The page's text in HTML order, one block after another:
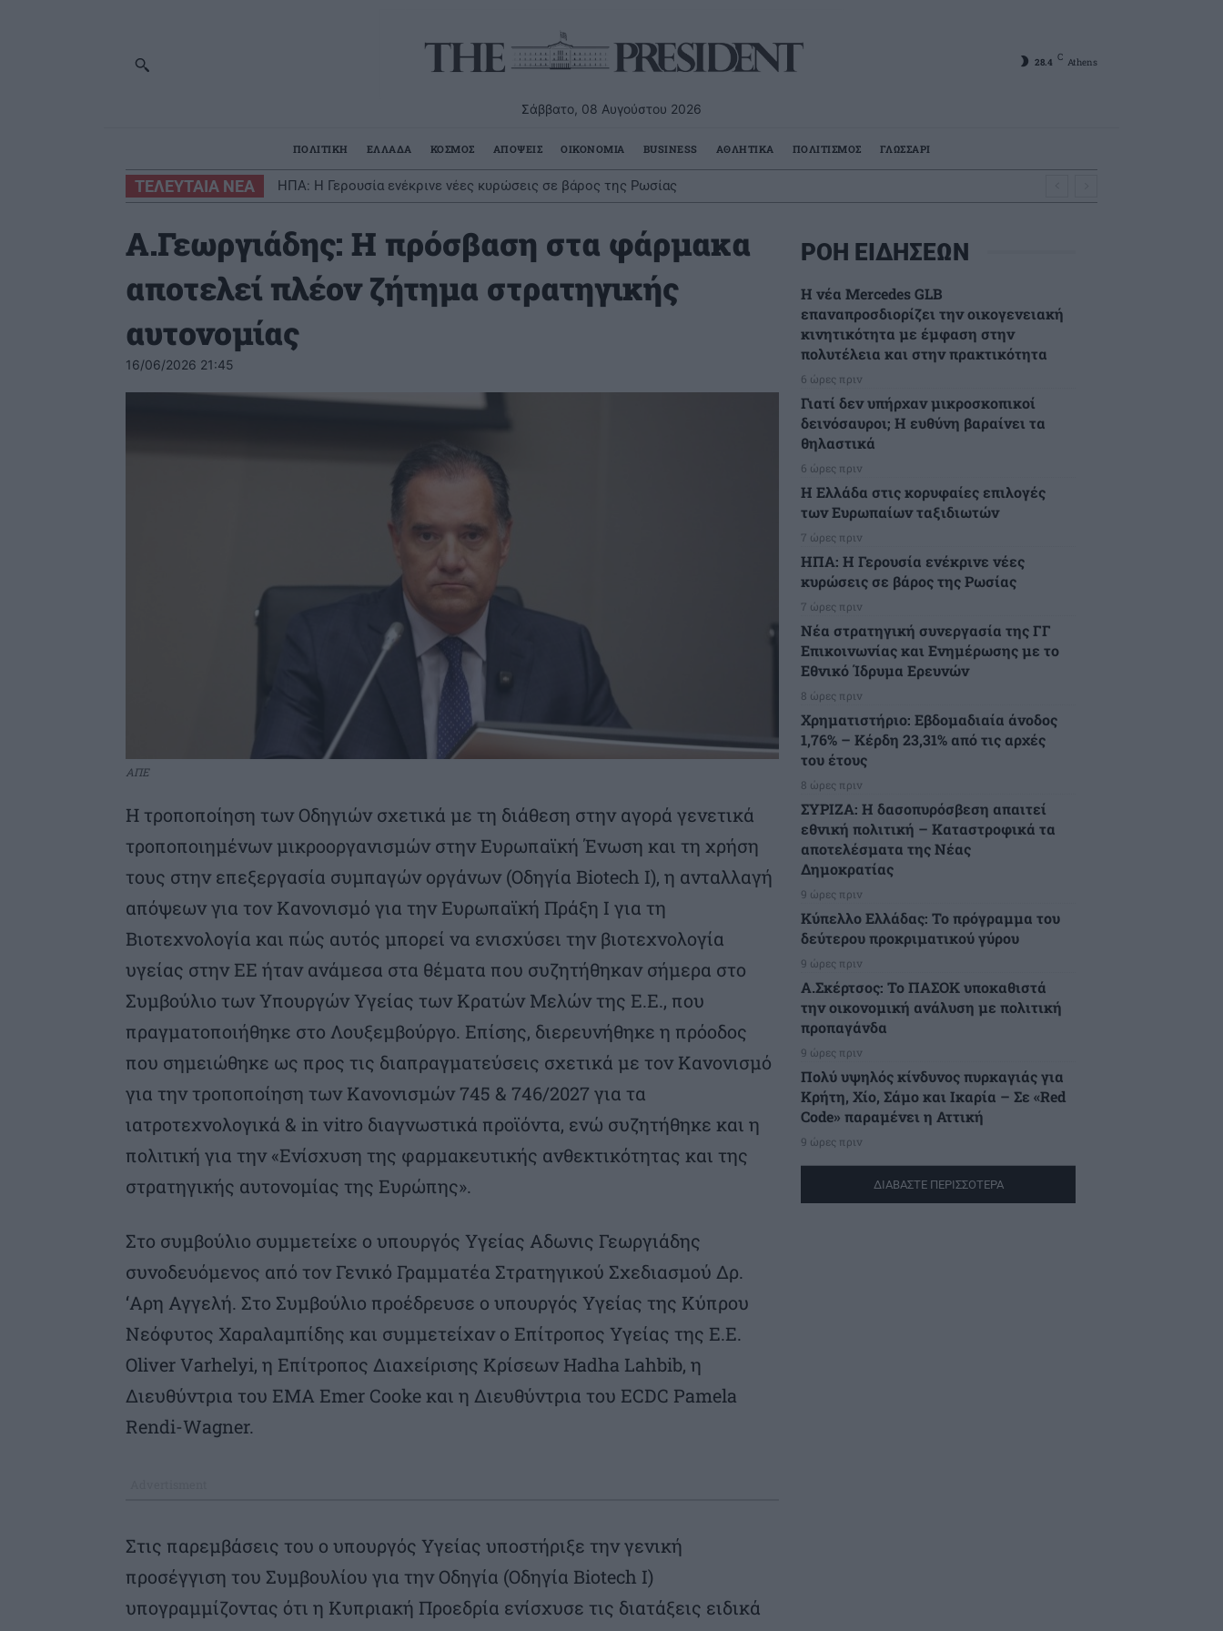
Σάββατο, 08 Αυγούστου 2026
28.4 C Athens
ΠΟΛΙΤΙΚΗ ΕΛΛΑΔΑ ΚΟΣΜΟΣ ΑΠΟΨΕΙΣ ΟΙΚΟΝΟΜΙΑ BUSINESS ΑΘΛΗΤΙΚΑ ΠΟΛΙΤΙΣΜΟΣ ΓΛΩΣΣΑΡΙ
ΤΕΛΕΥΤΑΙΑ ΝΕΑ ΗΠΑ: Η Γερουσία ενέκρινε νέες κυρώσεις σε βάρος της Ρωσίας
Α.Γεωργιάδης: Η πρόσβαση στα φάρμακα
αποτελεί πλέον ζήτημα στρατηγικής
αυτονομίας
16/06/2026 21:45
ΑΠΕ
Η τροποποίηση των Οδηγιών σχετικά με τη διάθεση στην αγορά γενετικά
τροποποιημένων μικροοργανισμών στην Ευρωπαϊκή Ένωση και τη χρήση
τους στην επεξεργασία συμπαγών οργάνων (Οδηγία Biotech I), η ανταλλαγή
απόψεων για τον Κανονισμό για την Ευρωπαϊκή Πράξη Ι για τη
Βιοτεχνολογία και πώς αυτός μπορεί να ενισχύσει την βιοτεχνολογία
υγείας στην ΕΕ ήταν ανάμεσα στα θέματα που συζητήθηκαν σήμερα στο
Συμβούλιο των Υπουργών Υγείας των Κρατών Μελών της Ε.Ε., που
πραγματοποιήθηκε στο Λουξεμβούργο. Επίσης, διερευνήθηκε η πρόοδος
που σημειώθηκε ως προς τις διαπραγματεύσεις σχετικά με τον Κανονισμό
για την τροποποίηση των Κανονισμών 745 & 746/2027 για τα
ιατροτεχνολογικά & in vitro διαγνωστικά προϊόντα, ενώ συζητήθηκε και η
πολιτική για την «Ενίσχυση της φαρμακευτικής ανθεκτικότητας και της
στρατηγικής αυτονομίας της Ευρώπης».
Στο συμβούλιο συμμετείχε ο υπουργός Υγείας Αδωνις Γεωργιάδης
συνοδευόμενος από τον Γενικό Γραμματέα Στρατηγικού Σχεδιασμού Δρ.
‘Αρη Αγγελή. Στο Συμβούλιο προέδρευσε ο υπουργός Υγείας της Κύπρου
Νεόφυτος Χαραλαμπίδης και συμμετείχαν ο Επίτροπος Υγείας της Ε.Ε.
Οliver Varhelyi, η Επίτροπος Διαχείρισης Κρίσεων Ηadha Lahbib, η
Διευθύντρια του ΕΜΑ Emer Cooke και η Διευθύντρια του ΕCDC Pamela
Rendi-Wagner.
Στις παρεμβάσεις του ο υπουργός Υγείας υποστήριξε την γενική
προσέγγιση του Συμβουλίου για την Οδηγία (Οδηγία Biotech I)
υπογραμμίζοντας ότι η Κυπριακή Προεδρία ενίσχυσε τις διατάξεις ειδικά
ΡΟΗ ΕΙΔΗΣΕΩΝ
Η νέα Mercedes GLB
επαναπροσδιορίζει την οικογενειακή
κινητικότητα με έμφαση στην
πολυτέλεια και στην πρακτικότητα
6 ώρες πριν
Γιατί δεν υπήρχαν μικροσκοπικοί
δεινόσαυροι; Η ευθύνη βαραίνει τα
θηλαστικά
6 ώρες πριν
Η Ελλάδα στις κορυφαίες επιλογές
των Ευρωπαίων ταξιδιωτών
7 ώρες πριν
ΗΠΑ: Η Γερουσία ενέκρινε νέες
κυρώσεις σε βάρος της Ρωσίας
7 ώρες πριν
Νέα στρατηγική συνεργασία της ΓΓ
Επικοινωνίας και Ενημέρωσης με το
Εθνικό Ίδρυμα Ερευνών
8 ώρες πριν
Χρηματιστήριο: Εβδομαδιαία άνοδος
1,76% – Κέρδη 23,31% από τις αρχές
του έτους
8 ώρες πριν
ΣΥΡΙΖΑ: Η δασοπυρόσβεση απαιτεί
εθνική πολιτική – Καταστροφικά τα
αποτελέσματα της Νέας
Δημοκρατίας
9 ώρες πριν
Κύπελλο Ελλάδας: Το πρόγραμμα του
δεύτερου προκριματικού γύρου
9 ώρες πριν
Α.Σκέρτσος: Το ΠΑΣΟΚ υποκαθιστά
την οικονομική ανάλυση με πολιτική
προπαγάνδα
9 ώρες πριν
Πολύ υψηλός κίνδυνος πυρκαγιάς για
Κρήτη, Χίο, Σάμο και Ικαρία – Σε «Red
Code» παραμένει η Αττική
9 ώρες πριν
ΔΙΑΒΑΣΤΕ ΠΕΡΙΣΣΟΤΕΡΑ